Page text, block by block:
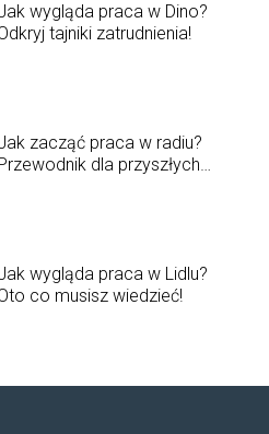
wygląda praca w Dino?
tajniki zatrudnienia!
zacząć praca w radiu?
dla przyszłych
wygląda praca w Lidlu?
co musisz wiedzieć!